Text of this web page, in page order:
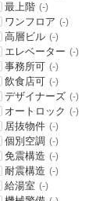
最上階 (-)
ワンフロア (-)
高層ビル (-)
エレベーター (-)
事務所可 (-)
飲食店可 (-)
デザイナーズ (-)
オートロック (-)
居抜物件 (-)
個別空調 (-)
免震構造 (-)
耐震構造 (-)
給湯室 (-)